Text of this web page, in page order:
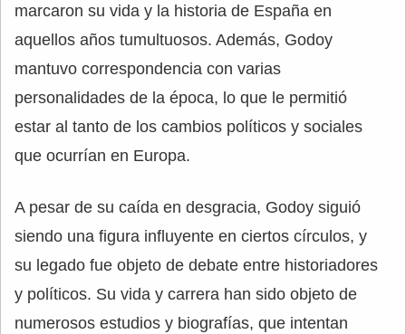
marcaron su vida y la historia de España en
aquellos años tumultuosos. Además, Godoy
mantuvo correspondencia con varias
personalidades de la época, lo que le permitió
estar al tanto de los cambios políticos y sociales
que ocurrían en Europa.
A pesar de su caída en desgracia, Godoy siguió
siendo una figura influyente en ciertos círculos, y
su legado fue objeto de debate entre historiadores
y políticos. Su vida y carrera han sido objeto de
numerosos estudios y biografías, que intentan